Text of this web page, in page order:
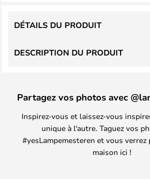
DESCRIPTION DU PRODUIT
DÉTAILS DU PRODUIT
Partagez vos photos avec
Inspirez-vous et laissez-vous
unique à l'autre. Taguez vos
#yesLampemesteren et vous
maison ici !